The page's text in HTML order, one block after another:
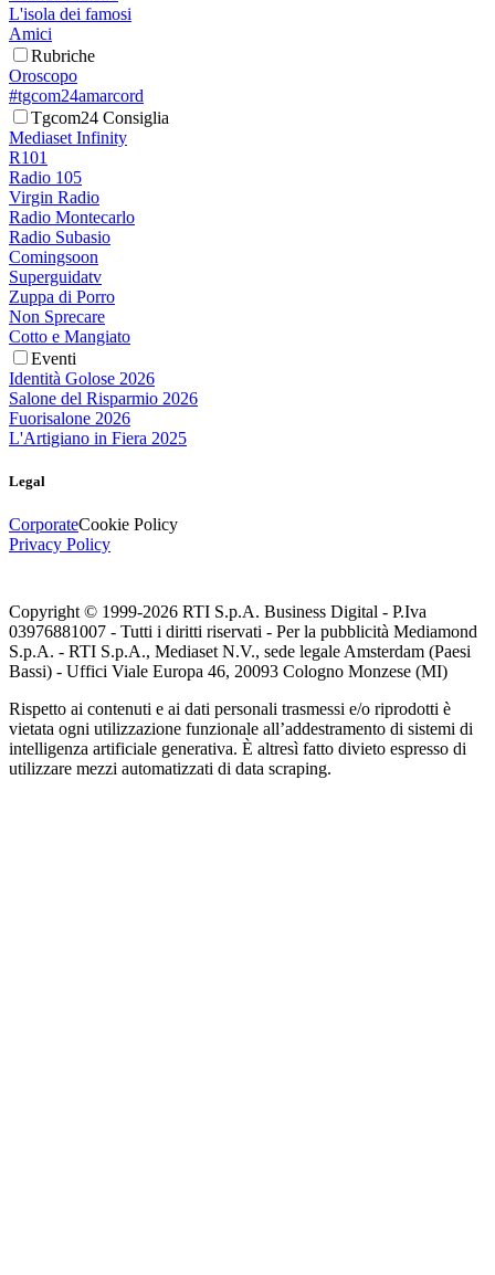
L'isola dei famosi
Amici
Rubriche
Oroscopo
#tgcom24amarcord
Tgcom24 Consiglia
Mediaset Infinity
R101
Radio 105
Virgin Radio
Radio Montecarlo
Radio Subasio
Comingsoon
Superguidatv
Zuppa di Porro
Non Sprecare
Cotto e Mangiato
Eventi
Identità Golose 2026
Salone del Risparmio 2026
Fuorisalone 2026
L'Artigiano in Fiera 2025
Legal
CorporateCookie Policy
Privacy Policy
Copyright © 1999-2026 RTI S.p.A. Business Digital - P.Iva
03976881007 - Tutti i diritti riservati - Per la pubblicità Mediamond
S.p.A. - RTI S.p.A., Mediaset N.V., sede legale Amsterdam (Paesi
Bassi) - Uffici Viale Europa 46, 20093 Cologno Monzese (MI)
Rispetto ai contenuti e ai dati personali trasmessi e/o riprodotti è
vietata ogni utilizzazione funzionale all’addestramento di sistemi di
intelligenza artificiale generativa. È altresì fatto divieto espresso di
utilizzare mezzi automatizzati di data scraping.